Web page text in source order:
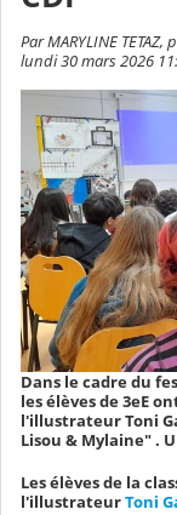
Par MARYLINE
lundi 30 mars 2026
Dans le cadre du
les élèves de 3eE
l'illustrateur Toni
Lisou & Mylaine" .
Les élèves de la
l'illustrateurToni